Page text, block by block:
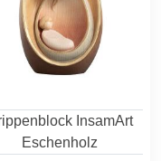
InsamArt
Eschenholz